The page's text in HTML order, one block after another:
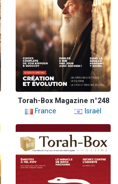
Torah-Box Magazine n°248
France
Israël